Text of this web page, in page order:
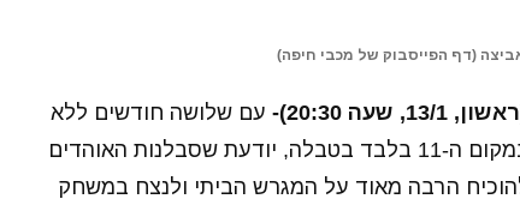
(דף הפייסבוק של מכבי חיפה)
20:30)-
עם שלושה חודשים ללא
ניצחון בטדי, בית"ר ירושלים, שממוקמת במקום ה-11 בלבד בטבלה, יודעת שסבלנות האוהדים
הרבה מאוד על המגרש הביתי ולנצח במשחק